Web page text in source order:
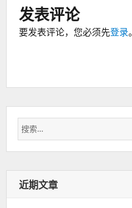
发表评论
要发表评论，您必须先登录。
搜
索：
近期文章